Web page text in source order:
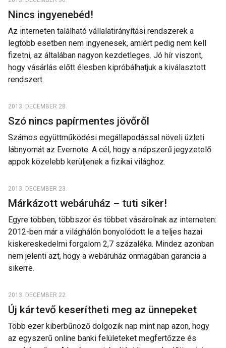
Nincs ingyenebéd!
Az interneten található vállalatirányítási rendszerek a
legtöbb esetben nem ingyenesek, amiért pedig nem kell
fizetni, az általában nagyon kezdetleges. Jó hír viszont,
hogy vásárlás előtt élesben kipróbálhatjuk a kiválasztott
rendszert.
2013. DECEMBER 28.
Szó nincs papírmentes jövőről
Számos együttműködési megállapodással növeli üzleti
lábnyomát az Evernote. A cél, hogy a népszerű jegyzetelő
appok közelebb kerüljenek a fizikai világhoz.
2013. DECEMBER 23.
Márkázott webáruház – tuti siker!
Egyre többen, többször és többet vásárolnak az interneten:
2012-ben már a világhálón bonyolódott le a teljes hazai
kiskereskedelmi forgalom 2,7 százaléka. Mindez azonban
nem jelenti azt, hogy a webáruház önmagában garancia a
sikerre.
2013. DECEMBER 22.
Új kártevő keserítheti meg az ünnepeket
Több ezer kiberbűnöző dolgozik nap mint nap azon, hogy
az egyszerű online banki felületeket megfertőzze és